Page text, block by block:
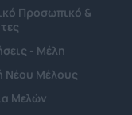
Προσωπικό &
- Μέλη
Νέου Μέλους
Μελών